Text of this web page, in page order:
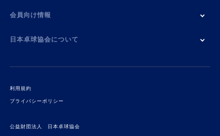
会員向け情報
日本卓球協会について
利用規約
プライバシーポリシー
公益財団法人 日本卓球協会